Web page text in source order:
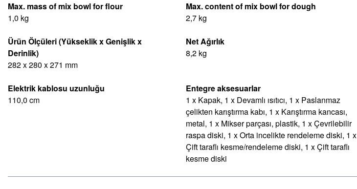
Max. mass of mix bowl for flour
1,0 kg
Max. content of mix bowl for dough
2,7 kg
Ürün Ölçüleri (Yükseklik x Genişlik x
Derinlik)
282 x 280 x 271 mm
Net Ağırlık
8,2 kg
Elektrik kablosu uzunluğu
110,0 cm
Entegre aksesuarlar
1 x Kapak, 1 x Devamlı ısıtıcı, 1 x Paslanmaz
çelikten karıştırma kabı, 1 x Karıştırma kancası,
metal, 1 x Mikser parçası, plastik, 1 x Çevrilebilir
raspa diski, 1 x Orta incelikte rendeleme diski, 1 x
Çift taraflı kesme/rendeleme diski, 1 x Çift taraflı
kesme diski